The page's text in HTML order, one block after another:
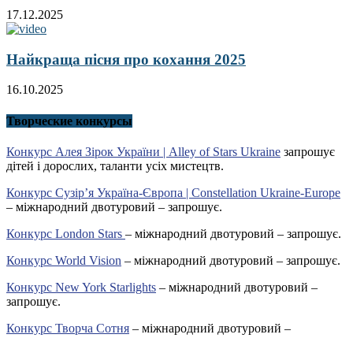
17.12.2025
Найкраща пісня про кохання 2025
16.10.2025
Творческие конкурсы
Конкурс Алея Зірок України | Alley of Stars Ukraine запрошує
дітей і дорослих, таланти усіх мистецтв.
Конкурс Сузір’я Україна-Європа | Constellation Ukraine-Europe
– міжнародний двотуровий – запрошує.
Конкурс London Stars – міжнародний двотуровий – запрошує.
Конкурс World Vision – міжнародний двотуровий – запрошує.
Конкурс New York Starlights – міжнародний двотуровий –
запрошує.
Конкурс Творча Сотня – міжнародний двотуровий –